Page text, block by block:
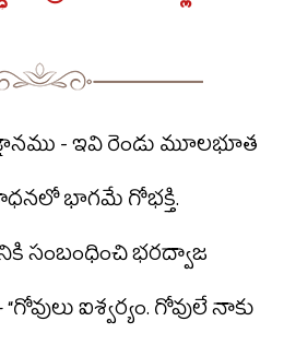
- ఇవి రెండు మూలభూత
భాగమే గోభక్తి.
సంబంధించి భరద్వాజ
ఐశ్వర్యం. గోవులే నాకు